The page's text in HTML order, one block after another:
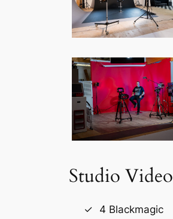
Studio Video
4 Blackmagic